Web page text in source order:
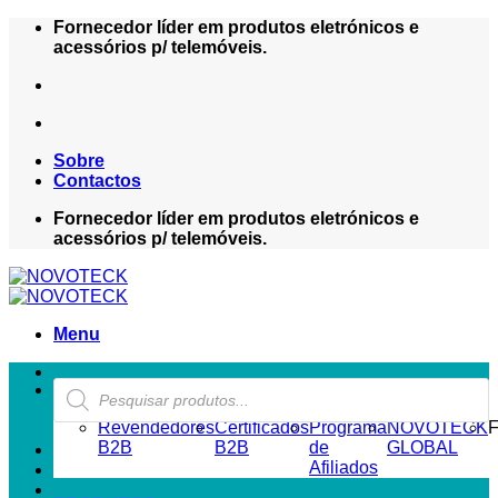
Skip
Fornecedor líder em produtos eletrónicos e
acessórios p/ telemóveis.
Sobre
Contactos
Fornecedor líder em produtos eletrónicos e
acessórios p/ telemóveis.
Menu
Products
search
ZONA REVENDEDOR-B2B
Revendedores
B2B
Certificados
B2B
Programa
de
Afiliados
NOVOTECK
GLOBAL